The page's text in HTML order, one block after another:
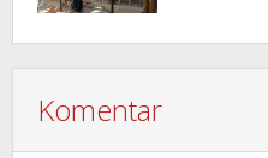
Komentar